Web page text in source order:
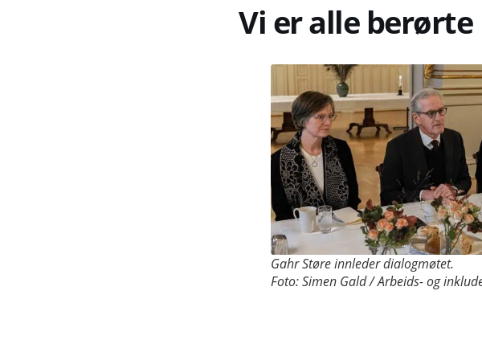
Vi er alle berørte
Gahr Støre innleder dialogmøtet.
Foto: Simen Gald / Arbeids- og